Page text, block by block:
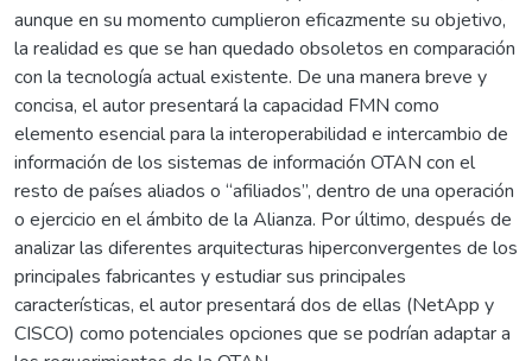
aunque en su momento cumplieron eficazmente su objetivo,
la realidad es que se han quedado obsoletos en comparación
con la tecnología actual existente. De una manera breve y
concisa, el autor presentará la capacidad FMN como
elemento esencial para la interoperabilidad e intercambio de
información de los sistemas de información OTAN con el
resto de países aliados o “afiliados”, dentro de una operación
o ejercicio en el ámbito de la Alianza. Por último, después de
analizar las diferentes arquitecturas hiperconvergentes de los
principales fabricantes y estudiar sus principales
características, el autor presentará dos de ellas (NetApp y
CISCO) como potenciales opciones que se podrían adaptar a